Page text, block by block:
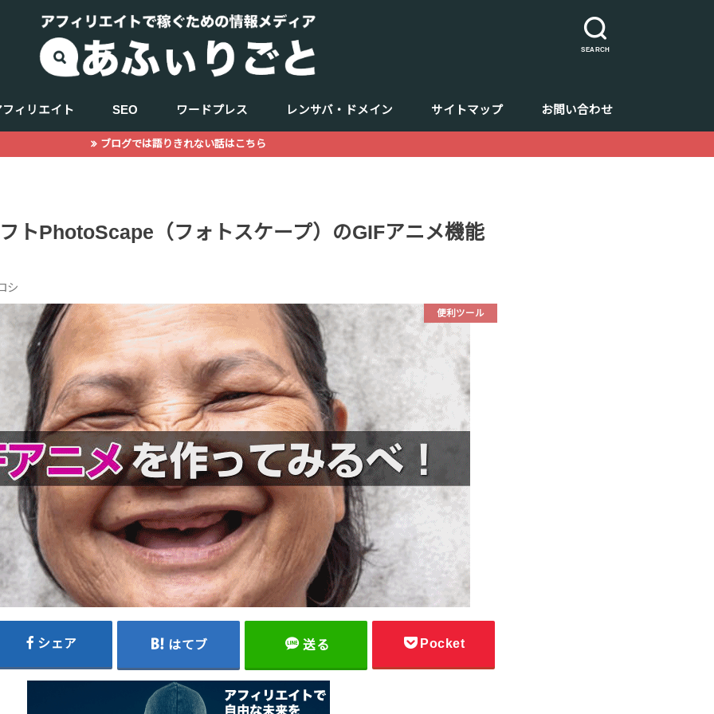
SEARCH
フィリエイト
商品（ジャンル選定）
SEO
記事の書き方
サーチコンソール
アクセス解析
ワードプレス レンサバ・ドメイン サイトマップ お問い合わせ
ブログでは語りきれない話はこちら
トPhotoScape（フォトスケープ）のGIFアニメ機能
シ
便利ツール
シェア はてブ 送る Pocket